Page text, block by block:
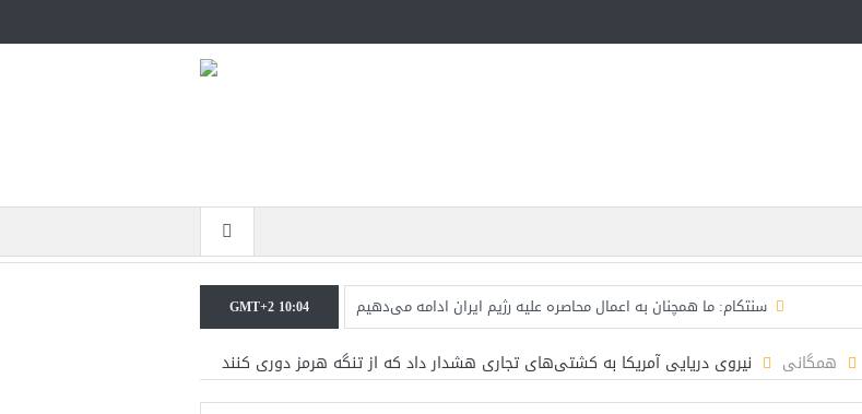
سنتکام: ما همچنان به اعمال محاصره علیه رژیم ایران ادامه می‌دهیم
اسرائیل: حزب‌الله توافق آتش‌بس را نقض کرده، اقدام قاطعانه‌ای در راه است
حمله دوباره حوثی‌ها به عربستان؛ سپاه: هیچ توافقی را نهایی نخواهیم کرد+تحلیل
GMT+2 10:04
همگانی نیروی دریایی آمریکا به کشتی‌های تجاری هشدار داد که از تنگه هرمز دوری کنند